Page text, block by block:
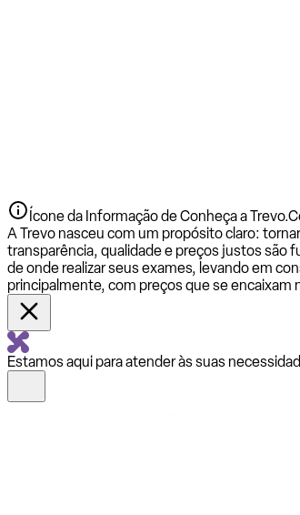
Ícone da Informação de Conheça a Trevo.
A Trevo nasceu com um propósito claro:
transparência, qualidade e preços justos são
de onde realizar seus exames, levando em
principalmente, com preços que se encaixam
Estamos aqui para atender às suas